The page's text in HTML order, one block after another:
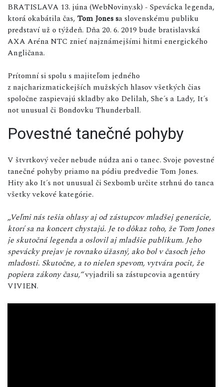
BRATISLAVA 13. júna (WebNoviny.sk) - Spevácka legenda,
ktorá okabátila čas, Tom Jones sa slovenskému publiku
predstaví už o týždeň. Dňa 20. 6. 2019 bude bratislavská
AXA Aréna NTC znieť najznámejšími hitmi energického
Angličana.
Prítomní si spolu s majiteľom jedného
z najcharizmatickejších mužských hlasov všetkých čias
spoločne zaspievajú skladby ako Delilah, She´s a Lady, It´s
not unusual či Bondovku Thunderball.
Povestné tanečné pohyby
V štvrtkový večer nebude núdza ani o tanec. Svoje povestné
tanečné pohyby priamo na pódiu predvedie Tom Jones.
Hity ako It´s not unusual či Sexbomb určite strhnú do tanca
všetky vekové kategórie.
„Veľmi nás tešia ohlasy aj od zástupcov mladšej generácie,
ktorí sa na koncert chystajú. Je to dôkaz toho, že Tom Jones
je skutočná legenda a oslovil aj mladšie publikum. Jeho
spevácky prejav je rovnako úžasný, ako bol v časoch jeho
mladosti. Skutočne, a to nielen spevom, vytvára pocit, že
popiera zákony času,“vyjadrili sa zástupcovia agentúry
VIVIEN.